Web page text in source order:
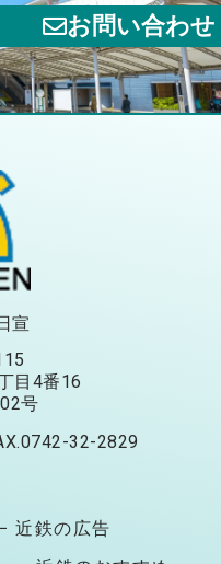
お問い合わせ
宣
目4番16
号
32-2829
− 近鉄の広告